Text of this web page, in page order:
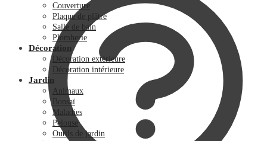
Couverture
Plaque de plâtre
Salle de bain
Plomberie
Décoration
Décoration extérieure
Décoration intérieure
Jardin
Animaux
Bonsaï
Maladies
Pelouse
Outils de jardin